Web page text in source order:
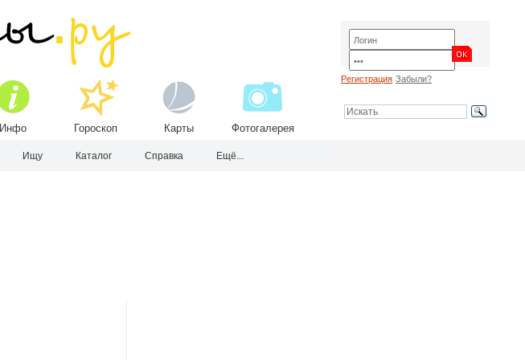
Инфо Гороскоп Карты Фотогалерея
Регистрация Забыли?
Ищу Каталог Справка Ещё...